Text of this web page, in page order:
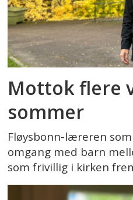
Mottok flere
sommer
Fløysbonn-læreren
omgang med barn
som frivillig i kirken